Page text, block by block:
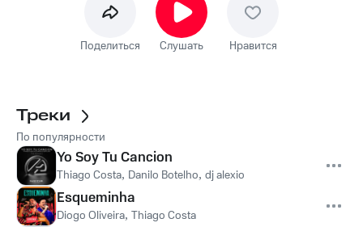
Поделиться Слушать Нравится
Треки
По популярности
Yo Soy Tu Cancion
Thiago Costa, Danilo Botelho, dj alexio
Esqueminha
Diogo Oliveira, Thiago Costa